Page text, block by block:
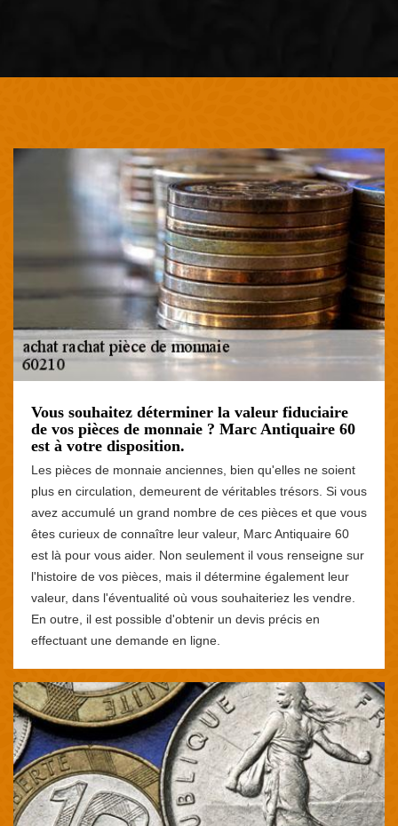
Vous souhaitez déterminer la valeur fiduciaire
de vos pièces de monnaie ? Marc Antiquaire 60
est à votre disposition.
Les pièces de monnaie anciennes, bien qu'elles ne soient
plus en circulation, demeurent de véritables trésors. Si vous
avez accumulé un grand nombre de ces pièces et que vous
êtes curieux de connaître leur valeur, Marc Antiquaire 60
est là pour vous aider. Non seulement il vous renseigne sur
l'histoire de vos pièces, mais il détermine également leur
valeur, dans l'éventualité où vous souhaiteriez les vendre.
En outre, il est possible d'obtenir un devis précis en
effectuant une demande en ligne.